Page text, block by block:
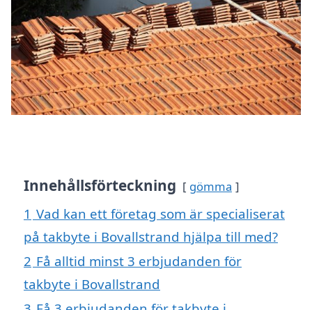
Innehållsförteckning gömma
1 Vad kan ett företag som är specialiserat
på takbyte i Bovallstrand hjälpa till med?
2 Få alltid minst 3 erbjudanden för
takbyte i Bovallstrand